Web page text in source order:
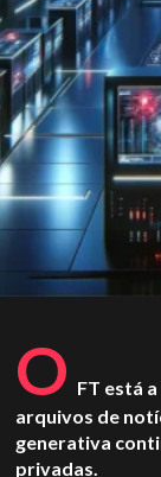
O FT está
arquivos de
generativa
privadas.